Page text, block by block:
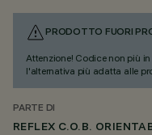
PRODOTTO FUORI
Attenzione! Codice non più
l'alternativa più adatta alle
PARTE DI
REFLEX C.O.B.